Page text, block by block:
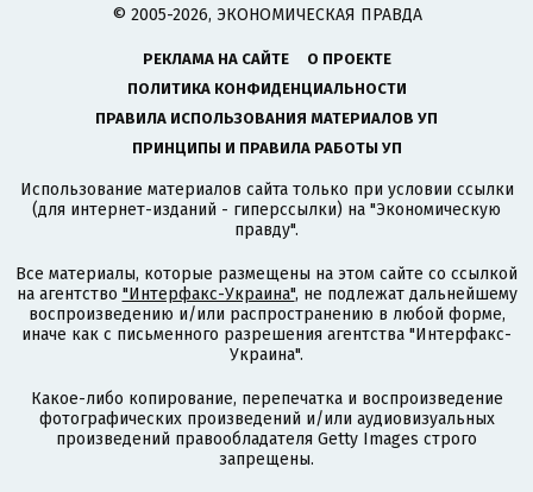
© 2005-2026, ЭКОНОМИЧЕСКАЯ ПРАВДА
РЕКЛАМА НА САЙТЕ
О ПРОЕКТЕ
ПОЛИТИКА КОНФИДЕНЦИАЛЬНОСТИ
ПРАВИЛА ИСПОЛЬЗОВАНИЯ МАТЕРИАЛОВ УП
ПРИНЦИПЫ И ПРАВИЛА РАБОТЫ УП
Использование материалов сайта только при условии ссылки
(для интернет-изданий - гиперссылки) на "Экономическую
правду".
Все материалы, которые размещены на этом сайте со ссылкой
на агентство "Интерфакс-Украина", не подлежат дальнейшему
воспроизведению и/или распространению в любой форме,
иначе как с письменного разрешения агентства "Интерфакс-
Украина".
Какое-либо копирование, перепечатка и воспроизведение
фотографических произведений и/или аудиовизуальных
произведений правообладателя Getty Images строго
запрещены.